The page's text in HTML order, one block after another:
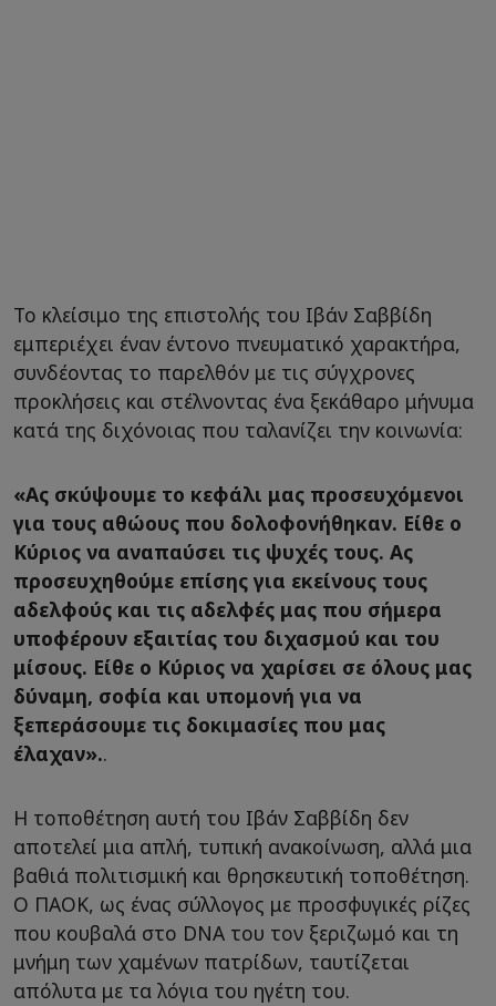
Το κλείσιμο της επιστολής του Ιβάν Σαββίδη
εμπεριέχει έναν έντονο πνευματικό χαρακτήρα,
συνδέοντας το παρελθόν με τις σύγχρονες
προκλήσεις και στέλνοντας ένα ξεκάθαρο μήνυμα
κατά της διχόνοιας που ταλανίζει την κοινωνία:
«Ας σκύψουμε το κεφάλι μας προσευχόμενοι
για τους αθώους που δολοφονήθηκαν. Είθε ο
Κύριος να αναπαύσει τις ψυχές τους. Ας
προσευχηθούμε επίσης για εκείνους τους
αδελφούς και τις αδελφές μας που σήμερα
υποφέρουν εξαιτίας του διχασμού και του
μίσους. Είθε ο Κύριος να χαρίσει σε όλους μας
δύναμη, σοφία και υπομονή για να
ξεπεράσουμε τις δοκιμασίες που μας
έλαχαν»..
Η τοποθέτηση αυτή του Ιβάν Σαββίδη δεν
αποτελεί μια απλή, τυπική ανακοίνωση, αλλά μια
βαθιά πολιτισμική και θρησκευτική τοποθέτηση.
Ο ΠΑΟΚ, ως ένας σύλλογος με προσφυγικές ρίζες
που κουβαλά στο DNA του τον ξεριζωμό και τη
μνήμη των χαμένων πατρίδων, ταυτίζεται
απόλυτα με τα λόγια του ηγέτη του.